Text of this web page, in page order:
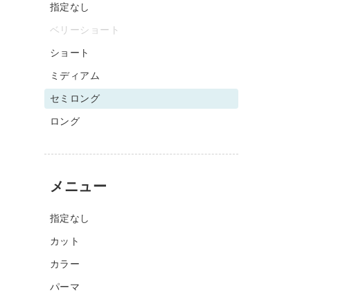
指定なし
ベリーショート
ショート
ミディアム
セミロング
ロング
メニュー
指定なし
カット
カラー
パーマ